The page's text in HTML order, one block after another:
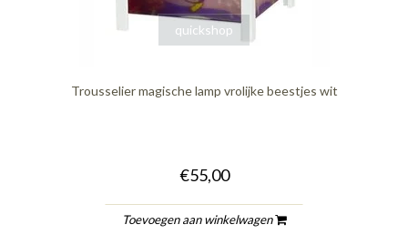
quickshop
Trousselier magische lamp vrolijke beestjes wit
€55,00
Toevoegen aan winkelwagen